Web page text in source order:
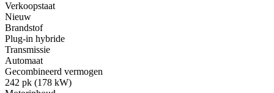
Verkoopstaat
Nieuw
Brandstof
Plug-in hybride
Transmissie
Automaat
Gecombineerd vermogen
242 pk (178 kW)